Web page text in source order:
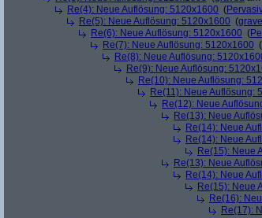
Re(4): Neue Auflösung: 5120x1600 (
Re(5): Neue Auflösung: 5120x1600 (
Re(6): Neue Auflösung: 5120x1600 (
Re(7): Neue Auflösung: 5120x1600 (
Re(8): Neue Auflösung:
Re(9): Neue Auflösung:
Re(10): Neue Auflösung:
Re(11): Neue Auflösung:
Re(12): Neue
Re(13): Neue
Re(14): Neue
Re(14): Neue
Re(15): Neue
Re(13): Neue
Re(14): Neue
Re(15): Neue
Re(16):
Re(17):